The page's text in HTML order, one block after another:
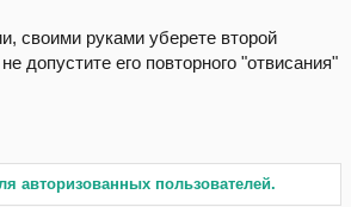
своими руками уберете второй
допустите его повторного "отвисания"
авторизованных пользователей.